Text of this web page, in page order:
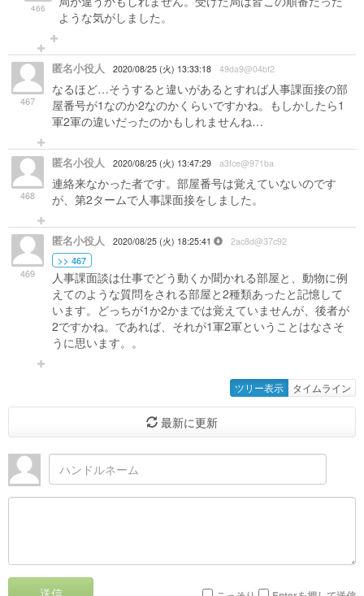
466
ような気がしました。
467
匿名小役人 2020/08/25 (火) 13:33:18 49da9@04bf2
なるほど…そうすると違いがあるとすれば人事課面接の部
屋番号が1なのか2なのかくらいですかね。もしかしたら1
軍2軍の違いだったのかもしれませんね…
468
匿名小役人 2020/08/25 (火) 13:47:29 a3fce@971ba
連絡来なかった者です。部屋番号は覚えていないのです
が、第2タームで人事課面接をしました。
469
匿名小役人 2020/08/25 (火) 18:25:41 2ac8d@37c92
>> 467
人事課面談は仕事でどう動くか聞かれる部屋と、動物に例
えてのような質問をされる部屋と2種類あったと記憶して
います。どっちが1か2かまでは覚えていませんが、後者が
2ですかね。であれば、それが1軍2軍ということはなさそ
うに思います。。
ツリー表示 タイムライン
最新に更新